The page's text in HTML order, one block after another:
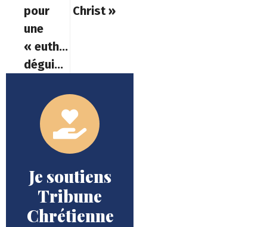
pour
une
« euthanasie
déguisée »?
Christ »
Je soutiens
Tribune
Chrétienne